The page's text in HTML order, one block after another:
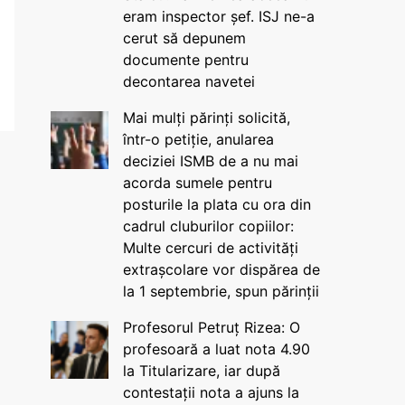
eram inspector șef. ISJ ne-a
cerut să depunem
documente pentru
decontarea navetei
Mai mulți părinți solicită,
într-o petiție, anularea
deciziei ISMB de a nu mai
acorda sumele pentru
posturile la plata cu ora din
cadrul cluburilor copiilor:
Multe cercuri de activități
extrașcolare vor dispărea de
la 1 septembrie, spun părinții
Profesorul Petruț Rizea: O
profesoară a luat nota 4.90
la Titularizare, iar după
contestații nota a ajuns la